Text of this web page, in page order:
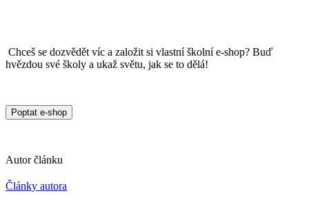
Chceš se dozvědět víc a založit si vlastní školní e-shop? Buď
hvězdou své školy a ukaž světu, jak se to dělá!
Poptat e-shop
Autor článku
Články autora